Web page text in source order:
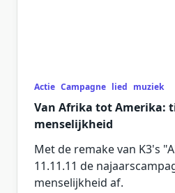
Actie Campagne lied muziek
Van Afrika tot Amerika:
menselijkheid
Met de remake van K3's
11.11.11 de
menselijkheid af.